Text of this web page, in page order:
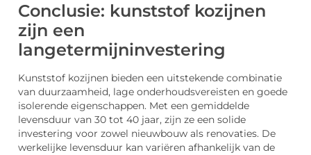
Conclusie: kunststof kozijnen
zijn een
langetermijninvestering
Kunststof kozijnen bieden een uitstekende combinatie
van duurzaamheid, lage onderhoudsvereisten en goede
isolerende eigenschappen. Met een gemiddelde
levensduur van 30 tot 40 jaar, zijn ze een solide
investering voor zowel nieuwbouw als renovaties. De
werkelijke levensduur kan variëren afhankelijk van de